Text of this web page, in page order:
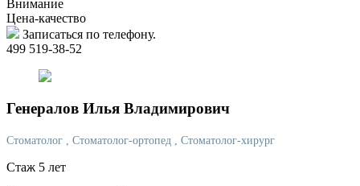
Внимание
Цена-качество
Записаться по телефону.
499 519-38-52
Генералов Илья Владимирович
Стоматолог , Стоматолог-ортопед , Стоматолог-хирург
Стаж 5 лет